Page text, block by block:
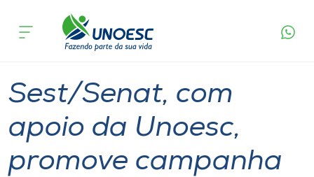
Cursos
Atendimento ao Estudante
acontece
Sest/Senat, com
apoio da Unoesc,
promove campanha